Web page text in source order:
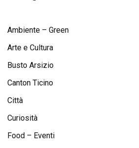
Ambiente – Green
Arte e Cultura
Busto Arsizio
Canton Ticino
Città
Curiosità
Food – Eventi